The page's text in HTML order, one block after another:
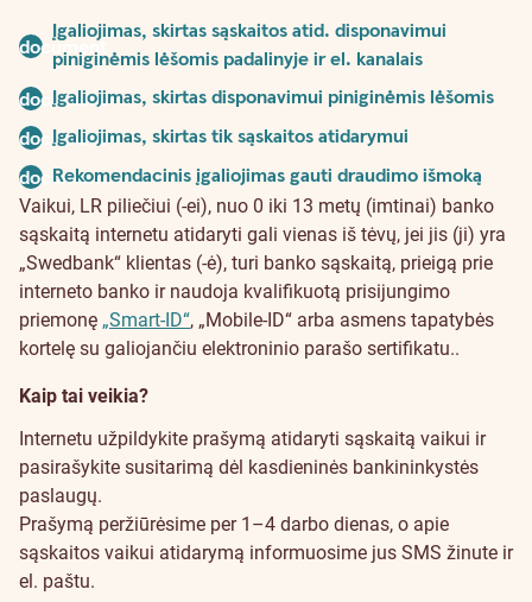
document
Įgaliojimas, skirtas sąskaitos atid. disponavimui
piniginėmis lėšomis padalinyje ir el. kanalais
document
Įgaliojimas, skirtas disponavimui piniginėmis lėšomis
document
Įgaliojimas, skirtas tik sąskaitos atidarymui
document
Rekomendacinis įgaliojimas gauti draudimo išmoką
Vaikui, LR piliečiui (-ei), nuo 0 iki 13 metų (imtinai) banko
sąskaitą internetu atidaryti gali vienas iš tėvų, jei jis (ji) yra
„Swedbank“ klientas (-ė), turi banko sąskaitą, prieigą prie
interneto banko ir naudoja kvalifikuotą prisijungimo
priemonę „Smart-ID“, „Mobile-ID“ arba asmens tapatybės
kortelę su galiojančiu elektroninio parašo sertifikatu..
Kaip tai veikia?
Internetu užpildykite prašymą atidaryti sąskaitą vaikui ir
pasirašykite susitarimą dėl kasdieninės bankininkystės
paslaugų.
Prašymą peržiūrėsime per 1–4 darbo dienas, o apie
sąskaitos vaikui atidarymą informuosime jus SMS žinute ir
el. paštu.